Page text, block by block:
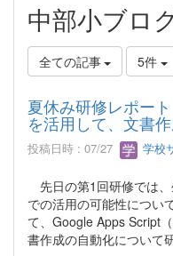
中部小ブロ
全ての記事 5件
夏休み研修レポー
を活用して、文書
投稿日時 : 07/27 学校
先日の第1回研修では
での活用の可能性につい
て、Google Apps Script
書作成の自動化について